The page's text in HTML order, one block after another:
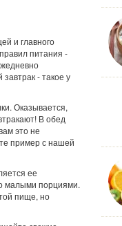
и главного
питания -
- такое у
Оказывается,
В обед
это не
пример с нашей
ее
малыми порциями.
пище, но